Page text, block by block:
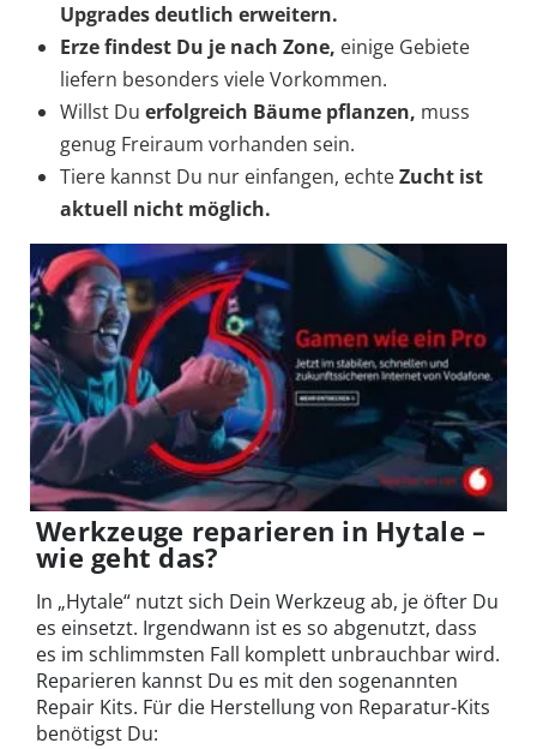
Upgrades deutlich erweitern.
Erze findest Du je nach Zone, einige Gebiete
liefern besonders viele Vorkommen.
Willst Du erfolgreich Bäume pflanzen, muss
genug Freiraum vorhanden sein.
Tiere kannst Du nur einfangen, echteZucht ist
aktuell nicht möglich.
Werkzeuge reparieren in Hytale –
wie geht das?
In „Hytale“ nutzt sich Dein Werkzeug ab, je öfter Du
es einsetzt. Irgendwann ist es so abgenutzt, dass
es im schlimmsten Fall komplett unbrauchbar wird.
Reparieren kannst Du es mit den sogenannten
Repair Kits. Für die Herstellung von Reparatur-Kits
benötigst Du: